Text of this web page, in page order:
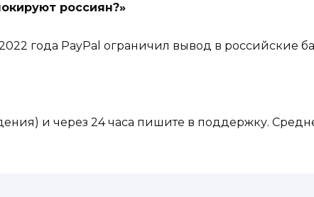
россиян?»
года PayPal ограничил вывод в российские
и через 24 часа пишите в поддержку.